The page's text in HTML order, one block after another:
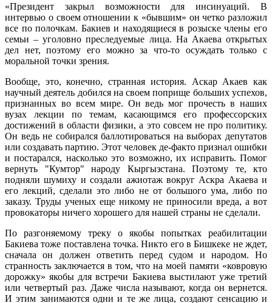
«Президент закрыл возможности для инсинуаций. В
интервью о своем отношении к «бывшим» он четко разложил
все по полочкам. Бакиев и находящиеся в розыске члены его
семьи – уголовно преследуемые лица. На Акаева открытых
дел нет, поэтому его можно за что-то осуждать только с
моральной точки зрения.
Вообще, это, конечно, странная история. Аскар Акаев как
научный деятель добился на своем поприще больших успехов,
признанных во всем мире. Он ведь мог прочесть в наших
вузах лекции по темам, касающимся его профессорских
достижений в области физики, а это совсем не про политику.
Он ведь не собирался баллотироваться на выборах депутатов
или создавать партию. Этот человек де-факто признал ошибки
и постарался, насколько это возможно, их исправить. Помог
вернуть "Кумтор" народу Кыргызстана. Поэтому те, кто
подняли шумиху и создали ажиотаж вокруг Аскра Акаева и
его лекций, сделали это либо не от большого ума, либо по
заказу. Труды ученых еще никому не приносили вреда, а вот
провокаторы ничего хорошего для нашей страны не сделали.
По разгоняемому треку о якобы попытках реабилитации
Бакиева тоже поставлена точка. Никто его в Бишкеке не ждет,
сначала он должен ответить перед судом и народом. Но
странность заключается в том, что на моей памяти «ковровую
дорожку» якобы для встречи Бакиева выстилают уже третий
или четвертый раз. Даже числа называют, когда он вернется.
И этим занимаются одни и те же лица, создают сенсацию и